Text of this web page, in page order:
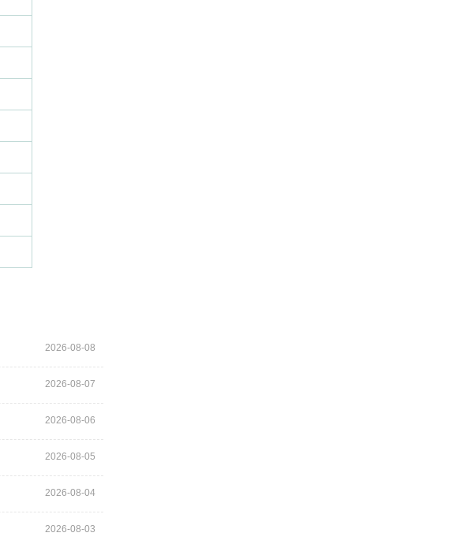
2026-08-08
2026-08-07
2026-08-06
2026-08-05
2026-08-04
2026-08-03